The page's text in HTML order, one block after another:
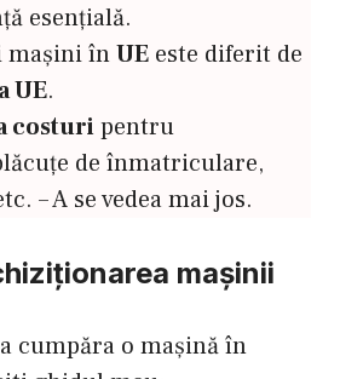
esențială.
mașini înUE este diferit de
UE.
costuripentru
de înmatriculare,
– A se vedea mai jos.
mașinii
cumpăra o mașină în